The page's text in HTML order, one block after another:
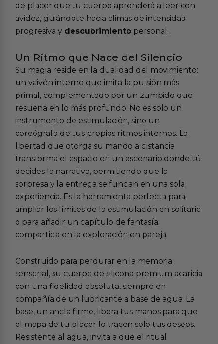
de placer que tu cuerpo aprenderá a leer con
avidez, guiándote hacia climas de intensidad
progresiva y descubrimiento personal.
Un Ritmo que Nace del Silencio
Su magia reside en la dualidad del movimiento:
un vaivén interno que imita la pulsión más
primal, complementado por un zumbido que
resuena en lo más profundo. No es solo un
instrumento de estimulación, sino un
coreógrafo de tus propios ritmos internos. La
libertad que otorga su mando a distancia
transforma el espacio en un escenario donde tú
decides la narrativa, permitiendo que la
sorpresa y la entrega se fundan en una sola
experiencia. Es la herramienta perfecta para
ampliar los límites de la estimulación en solitario
o para añadir un capítulo de fantasía
compartida en la exploración en pareja.
Construido para perdurar en la memoria
sensorial, su cuerpo de silicona premium acaricia
con una fidelidad absoluta, siempre en
compañía de un lubricante a base de agua. La
base, un ancla firme, libera tus manos para que
el mapa de tu placer lo tracen solo tus deseos.
Resistente al agua, invita a que el ritual